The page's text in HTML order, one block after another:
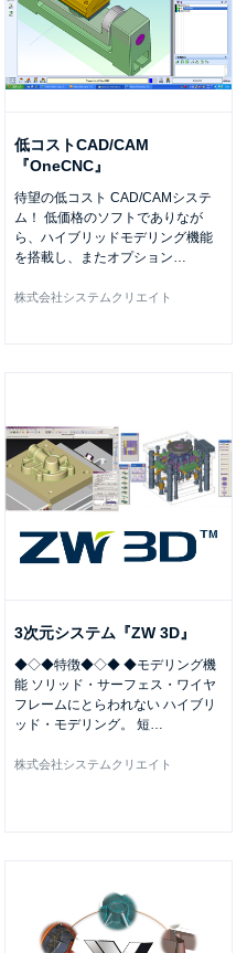
低コストCAD/CAM
『OneCNC』
待望の低コスト CAD/CAMシステ
ム！ 低価格のソフトでありなが
ら、ハイブリッドモデリング機能
を搭載し、またオプション…
株式会社システムクリエイト
3次元システム『ZW 3D』
◆◇◆特徴◆◇◆ ◆モデリング機
能 ソリッド・サーフェス・ワイヤ
フレームにとらわれない ハイブリ
ッド・モデリング。 短
株式会社システムクリエイト